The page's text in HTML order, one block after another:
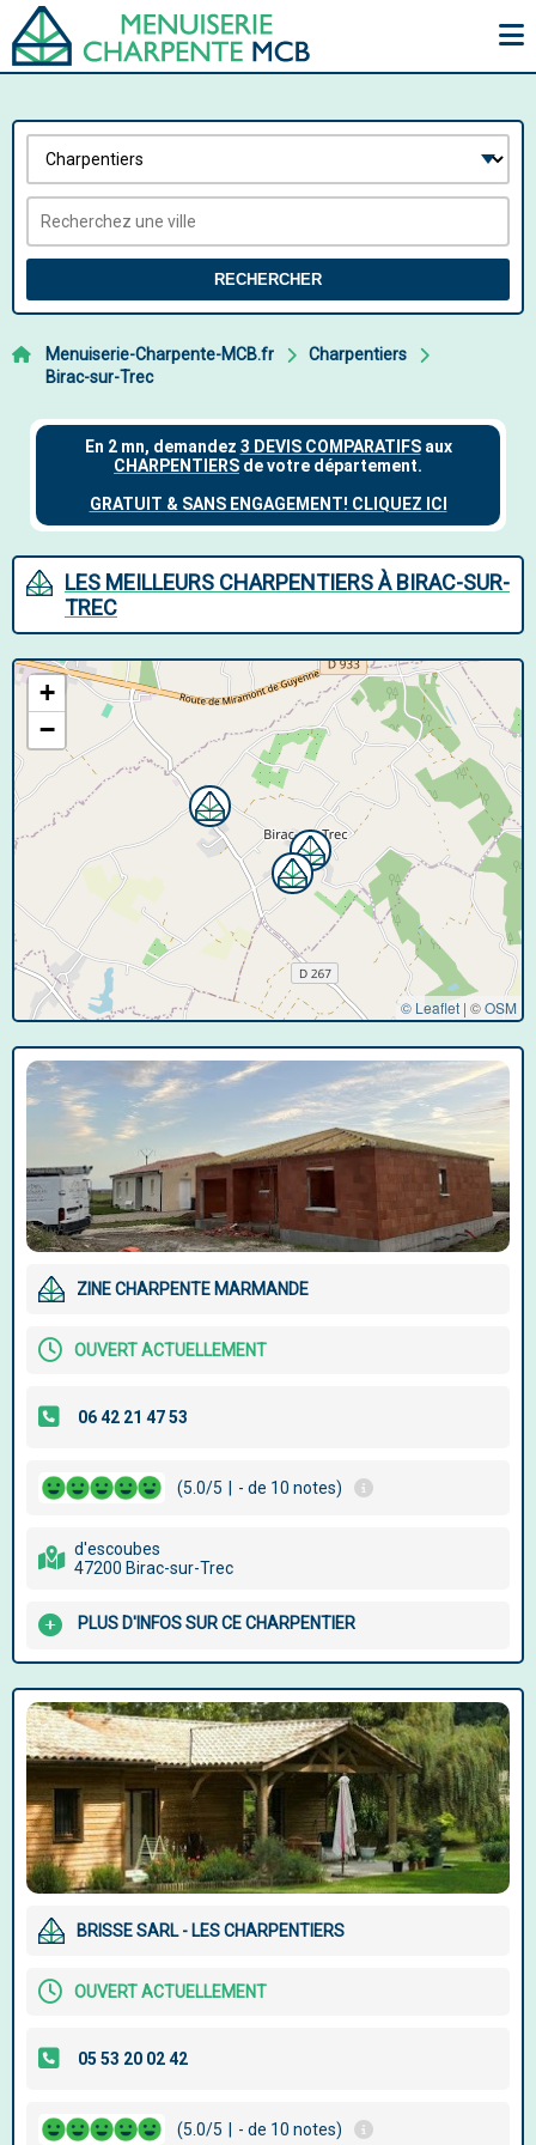
RECHERCHER
Menuiserie-Charpente-MCB.fr
Charpentiers
Birac-sur-Trec
LES MEILLEURS CHARPENTIERS À BIRAC-SUR-
TREC
+
−
© Leaflet | ©OSM
ZINE CHARPENTE MARMANDE
OUVERT ACTUELLEMENT
(5.0/5 - de 10 notes)
d'escoubes
47200 Birac-sur-Trec
PLUS D'INFOS SUR CE CHARPENTIER
BRISSE SARL - LES CHARPENTIERS
OUVERT ACTUELLEMENT
(5.0/5 - de 10 notes)